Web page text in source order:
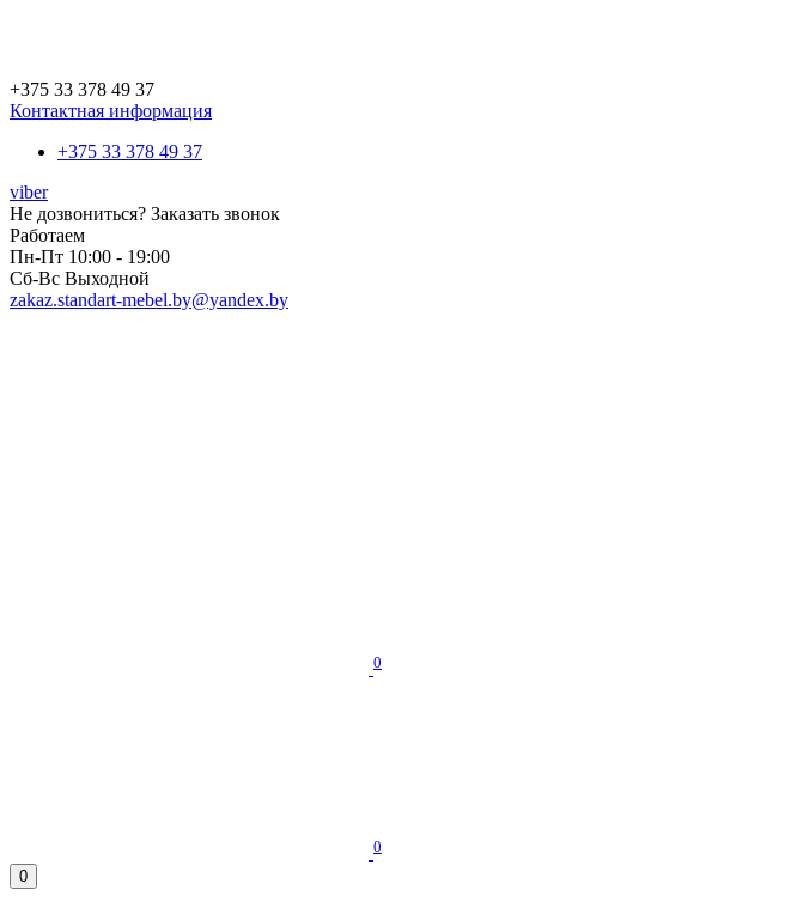
+375 33 378 49 37
Контактная информация
+375 33 378 49 37
viber
Не дозвониться? Заказать звонок
Работаем
Пн-Пт 10:00 - 19:00
Сб-Вс Выходной
zakaz.standart-mebel.by@yandex.by
0
0
0